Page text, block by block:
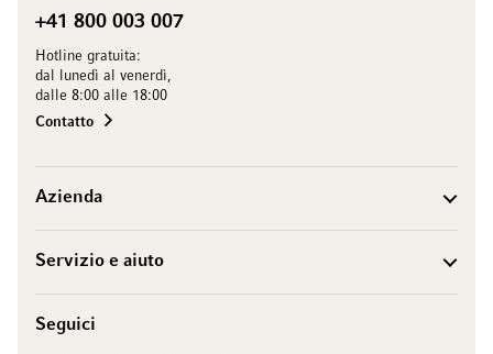
+41 800 003 007
Hotline gratuita:
dal lunedì al venerdì,
dalle 8:00 alle 18:00
Contatto
Azienda
Servizio e aiuto
Seguici